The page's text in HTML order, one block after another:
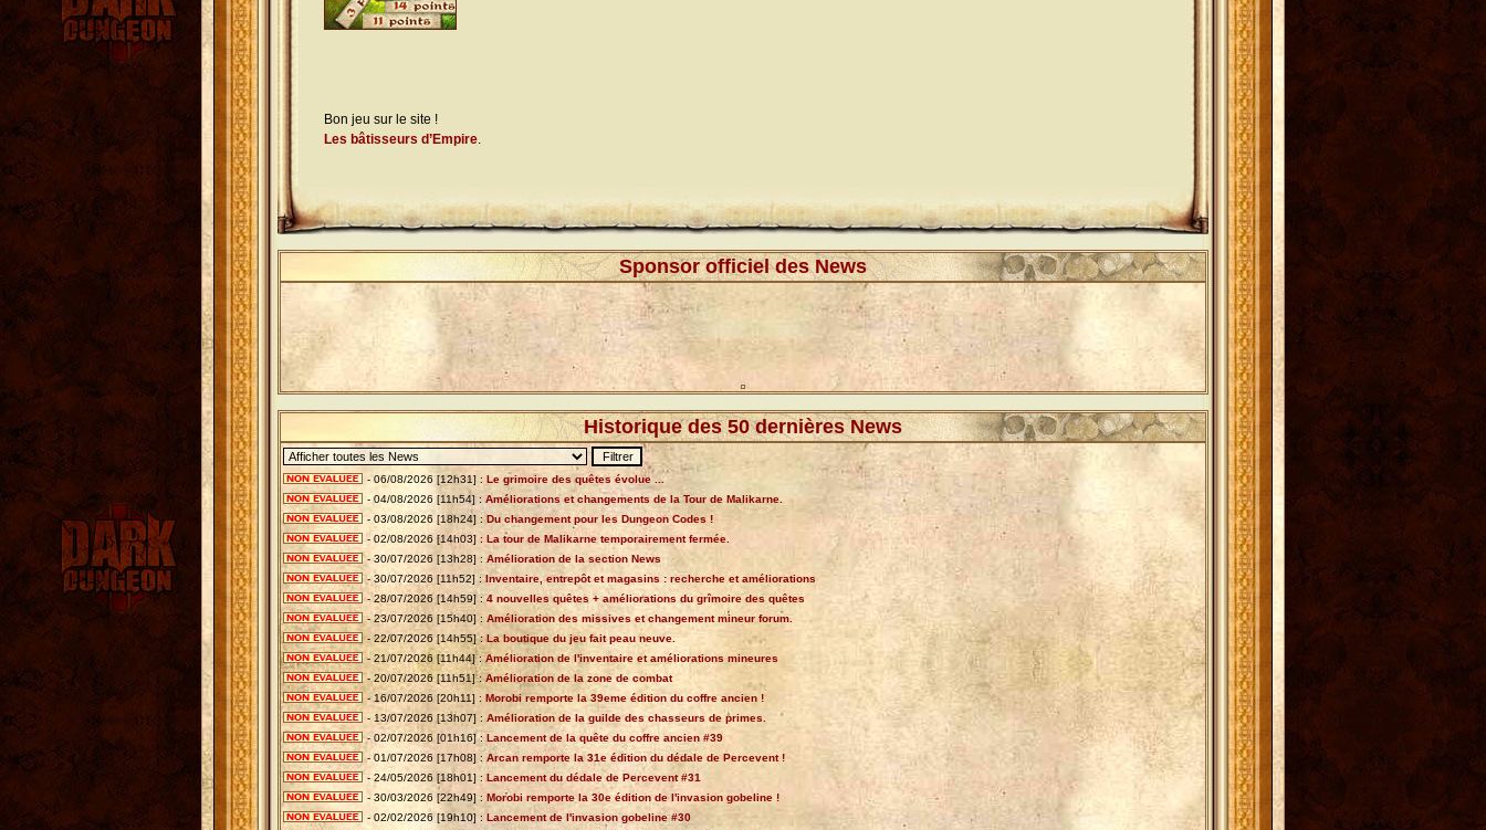
Bon jeu sur le site !
Les bâtisseurs d’Empire.
Sponsor officiel des News
Historique des 50 dernières News
- 06/08/2026 [12h31] : Le grimoire des quêtes évolue ...
- 04/08/2026 [11h54] : Améliorations et changements de la Tour de Malikarne.
- 03/08/2026 [18h24] : Du changement pour les Dungeon Codes !
- 02/08/2026 [14h03] : La tour de Malikarne temporairement fermée.
- 30/07/2026 [13h28] : Amélioration de la section News
- 30/07/2026 [11h52] :Inventaire, entrepôt et magasins : recherche et améliorations
- 28/07/2026 [14h59] :4 nouvelles quêtes + améliorations du grîmoire des quêtes
- 23/07/2026 [15h40] : Amélioration des missives et changement mineur forum.
- 22/07/2026 [14h55] :La boutique du jeu fait peau neuve.
- 21/07/2026 [11h44] :Amélioration de l'inventaire et améliorations mineures
- 20/07/2026 [11h51] :Amélioration de la zone de combat
- 16/07/2026 [20h11] : Morobi remporte la 39eme édition du coffre ancien !
- 13/07/2026 [13h07] : Amélioration de la guilde des chasseurs de primes.
- 02/07/2026 [01h16] :Lancement de la quête du coffre ancien #39
- 01/07/2026 [17h08] : Arcan remporte la 31e édition du dédale de Percevent !
- 24/05/2026 [18h01] : Lancement du dédale de Percevent #31
- 30/03/2026 [22h49] : Morobi remporte la 30e édition de l'invasion gobeline !
- 02/02/2026 [19h10] :Lancement de l'invasion gobeline #30